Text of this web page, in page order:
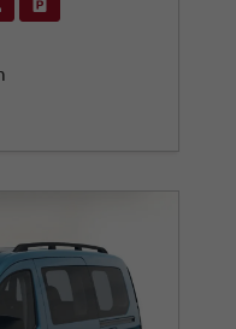
Sie an
Fahrzeugexposé (PDF)
Fahrzeug parken